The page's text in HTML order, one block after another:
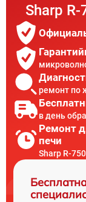
Sharp R-
ремонт по
в день
Ремонт
печи
Sharp R-